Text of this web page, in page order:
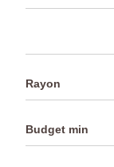
Rayon